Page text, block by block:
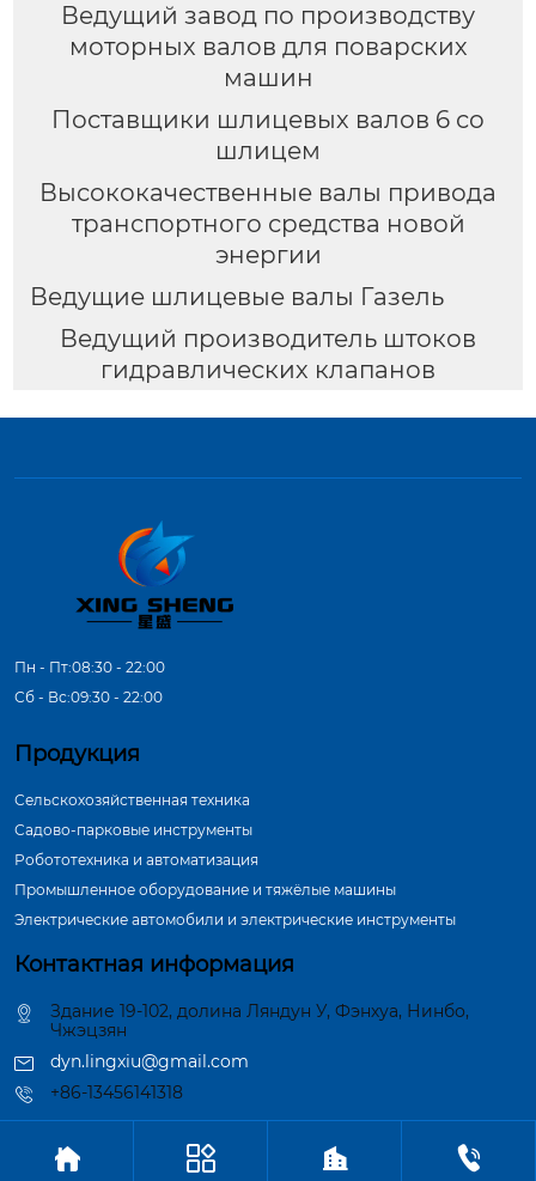
Ведущий завод по производству
моторных валов для поварских
машин
Поставщики шлицевых валов 6 со
шлицем
Высококачественные валы привода
транспортного средства новой
энергии
Ведущие шлицевые валы Газель
Ведущий производитель штоков
гидравлических клапанов
Пн - Пт:08:30 - 22:00
Сб - Вс:09:30 - 22:00
Продукция
Сельскохозяйственная техника
Садово-парковые инструменты
Робототехника и автоматизация
Промышленное оборудование и тяжёлые машины
Электрические автомобили и электрические инструменты
Контактная информация
Здание 19-102, долина Ляндун У, Фэнхуа, Нинбо,
Чжэцзян
dyn.lingxiu@gmail.com
+86-13456141318
Авторское право©ООО Нинбо Синшэн Шафт Индастри
   